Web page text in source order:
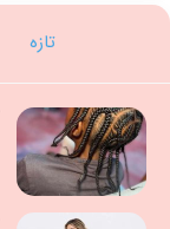
تازه